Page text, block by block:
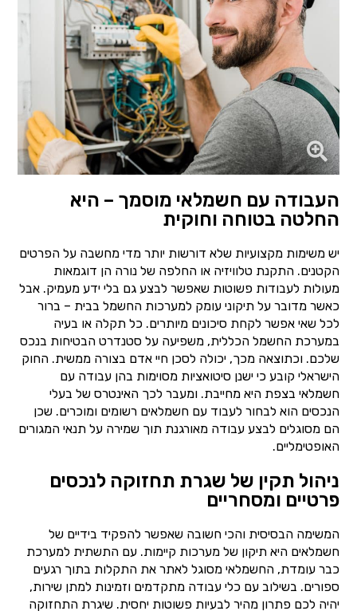
העבודה עם חשמלאי מוסמך – היא
החלטה בטוחה וחוקית
יש משימות מקצועיות שלא דורשות יותר מדי מחשבה על הפרטים
הקטנים. התקנת טלוויזיה או החלפה של נורה הן דוגמאות
מעולות לעבודות פשוטות שאפשר לבצע גם בלי ידע מעמיק. אבל
כאשר מדובר על תיקוני עומק למערכות החשמל בבית – ברור
לכל שאי אפשר לקחת סיכונים מיותרים. כל תקלה או בעיה
במערכת החשמל הכללית, משפיעה על סטנדרט הבטיחות בנכס
שלכם. וכתוצאה מכך, יכולה לסכן חיי אדם בצורה ממשית. החוק
הישראלי קובע כי ישנן סיטואציות מסוימות בהן עבודה עם
חשמלאי בצפת היא מחייבת. ומעבר לכך האינטרס של בעלי
הנכסים הוא לבחור לעבוד עם חשמלאים רשומים ומוכרים. שכן
הם מסוגלים לבצע עבודה מאורגנת תוך שמירה על תנאי המגורים
האופטימליים.
ניהול תקין של שגרת תחזוקה לנכסים
פרטיים ומסחריים
המשימה הבסיסית והכי חשובה שאפשר להפקיד בידיים של
חשמלאים היא תיקון של מערכות קיימות. עם התשתית למערכת
כבר עומדת, החשמלאי מסוגל לאתר את התקלות בתוך רגעים
ספורים. בשילוב עם כלי עבודה מתקדמים וזמינות למתן שירות,
יהיה לכם פתרון מהיר לבעיות פשוטות יחסית. שיגרת התחזוקה